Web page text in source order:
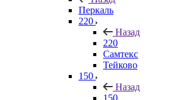
Перкаль
220
Назад
220
Самтекс
Тейково
150
Назад
150